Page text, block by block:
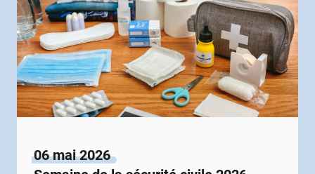
06 mai 2026